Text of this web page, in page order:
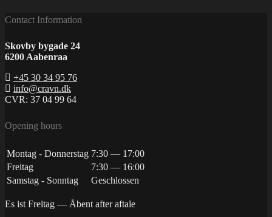
Contact Information
Skovby bygade 24
6200 Aabenraa
+45 30 34 95 76
info@cravn.dk
CVR: 37 04 99 64
Opening hours
Montag - Donnerstag 7:30 — 17:00
Freitag
7:30 — 16:00
Samstag - Sonntag
Geschlossen
Es ist Freitag — Åbent after aftale